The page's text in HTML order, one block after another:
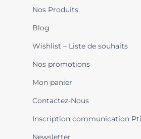
Nos Produits
Blog
Wishlist – Liste de souhaits
Nos promotions
Mon panier
Contactez-Nous
Inscription communication
Newsletter